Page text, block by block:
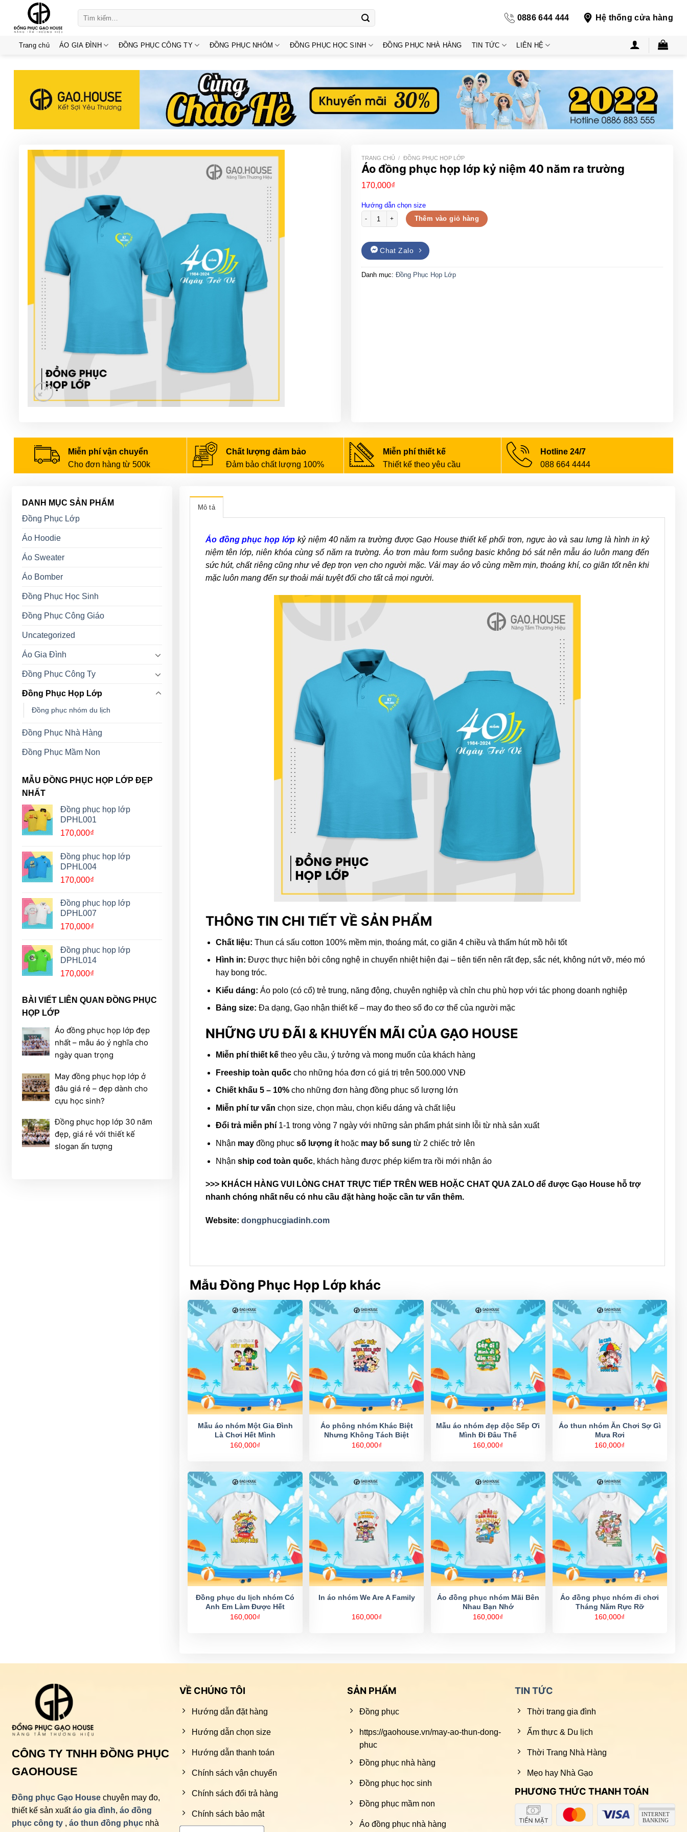
content
0886 644 444 Hệ thống cửa hàng
Trang chủ ÁO GIA ĐÌNH ĐỒNG PHỤC CÔNG TY ĐỒNG PHỤC NHÓM ĐỒNG PHỤC HỌC SINH ĐỒNG PHỤC NHÀ HÀNG TIN TỨC LIÊN HỆ
TRANG CHỦ / ĐỒNG PHỤC HỌP LỚP
Áo đồng phục họp lớp kỷ niệm 40 năm ra trường
170,000₫
Hướng dẫn chọn size
Áo đồng phục họp lớp kỷ niệm 40 năm ra trường số lượng
Thêm vào giỏ hàng
Chat Zalo
Danh mục: Đồng Phục Họp Lớp
Miễn phí vận chuyển
Cho đơn hàng từ 500k
Chất lượng đảm bảo
Đảm bảo chất lượng 100%
Miễn phí thiết kế
Thiết kế theo yêu cầu
Hotline 24/7
088 664 4444
DANH MỤC SẢN PHẨM
Đồng Phục Lớp
Áo Hoodie
Áo Sweater
Áo Bomber
Đồng Phục Học Sinh
Đồng Phục Công Giáo
Uncategorized
Áo Gia Đình
Đồng Phục Công Ty
Đồng Phục Họp Lớp
Đồng phục nhóm du lịch
Đồng Phục Nhà Hàng
Đồng Phục Mầm Non
MẪU ĐỒNG PHỤC HỌP LỚP ĐẸP
NHẤT
Đồng phục họp lớp
DPHL001
170,000₫
Đồng phục họp lớp
DPHL004
170,000₫
Đồng phục họp lớp
DPHL007
170,000₫
Đồng phục họp lớp
DPHL014
170,000₫
BÀI VIẾT LIÊN QUAN ĐỒNG PHỤC
HỌP LỚP
Áo đồng phục họp lớp đẹp
nhất – mẫu áo ý nghĩa cho
ngày quan trọng
May đồng phục họp lớp ở
đâu giá rẻ – đẹp dành cho
cựu học sinh?
Đồng phục họp lớp 30 năm
đẹp, giá rẻ với thiết kế
slogan ấn tượng
Mô tả
Áo đồng phục họp lớp kỷ niệm 40 năm ra trường được Gạo House thiết kế phối trơn, ngực ào và sau lưng là hình in kỷ
niệm tên lớp, niên khóa cùng số năm ra trường. Áo trơn màu form suông basic không bó sát nên mẫu áo luôn mang đến
sức hút, chất riêng cũng như vẻ đẹp trọn vẹn cho người mặc. Vải may áo vô cùng mềm mịn, thoáng khí, co giãn tốt nên khi
mặc luôn mang đến sự thoải mái tuyệt đối cho tất cả mọi người.
THÔNG TIN CHI TIẾT VỀ SẢN PHẨM
Chất liệu:Thun cá sấu cotton 100% mềm mịn, thoáng mát, co giãn 4 chiều và thấm hút mồ hôi tốt
Hình in:Được thực hiện bởi công nghệ in chuyển nhiệt hiện đại – tiên tiến nên rất đẹp, sắc nét, không nứt vỡ, méo mó
hay bong tróc.
Kiểu dáng: Áo polo (có cổ) trẻ trung, năng động, chuyên nghiệp và chỉn chu phù hợp với tác phong doanh nghiệp
Bảng size: Đa dạng, Gạo nhận thiết kế – may đo theo số đo cơ thể của người mặc
NHỮNG ƯU ĐÃI & KHUYẾN MÃI CỦA GẠO HOUSE
Miễn phí thiết kếtheo yêu cầu, ý tưởng và mong muốn của khách hàng
Freeship toàn quốccho những hóa đơn có giá trị trên 500.000 VNĐ
Chiết khấu 5 – 10% cho những đơn hàng đồng phục số lượng lớn
Miễn phí tư vấnchọn size, chọn màu, chọn kiểu dáng và chất liệu
Đổi trả miễn phí 1-1 trong vòng 7 ngày với những sản phẩm phát sinh lỗi từ nhà sản xuất
Nhận may đồng phụcsố lượng ít hoặc may bổ sung từ 2 chiếc trở lên
Nhậnship cod toàn quốc, khách hàng được phép kiểm tra rồi mới nhận áo
>>> KHÁCH HÀNG VUI LÒNG CHAT TRỰC TIẾP TRÊN WEB HOẶC CHAT QUA ZALO để được Gạo House hỗ trợ
nhanh chóng nhất nếu có nhu cầu đặt hàng hoặc cần tư vấn thêm.
Website: dongphucgiadinh.com
Mẫu Đồng Phục Họp Lớp khác
Mẫu áo nhóm Một Gia Đình
Là Chơi Hết Mình
160,000₫
Áo phông nhóm Khác Biệt
Nhưng Không Tách Biệt
160,000₫
Mẫu áo nhóm đẹp độc Sếp Ơi
Mình Đi Đâu Thế
160,000₫
Áo thun nhóm Ăn Chơi Sợ Gì
Mưa Rơi
160,000₫
Đồng phục du lịch nhóm Có
Anh Em Làm Được Hết
160,000₫
In áo nhóm We Are A Family
160,000₫
Áo đồng phục nhóm Mãi Bên
Nhau Bạn Nhớ
160,000₫
Áo đồng phục nhóm đi chơi
Tháng Năm Rực Rỡ
160,000₫
CÔNG TY TNHH ĐỒNG PHỤC
GAOHOUSE
Đồng phục Gạo Housechuyên may đo,
thiết kế sản xuấtáo gia đình, áo đồng
phục công ty, áo thun đồng phụcnhà
VỀ CHÚNG TÔI
Hướng dẫn đặt hàng
Hướng dẫn chọn size
Hướng dẫn thanh toán
Chính sách vận chuyển
Chính sách đổi trả hàng
Chính sách bảo mật
SẢN PHẨM
Đồng phục
https://gaohouse.vn/may-ao-thun-dong-
phuc
Đồng phục nhà hàng
Đồng phục học sinh
Đồng phục mầm non
Áo đồng phục nhà hàng
TIN TỨC
Thời trang gia đình
Ẩm thực & Du lịch
Thời Trang Nhà Hàng
Mẹo hay Nhà Gạo
PHƯƠNG THỨC THANH TOÁN